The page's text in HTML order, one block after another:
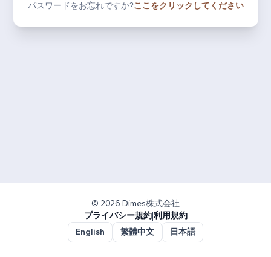
パスワードをお忘れですか?ここをクリックしてください
© 2026 Dimes株式会社
プライバシー規約|利用規約
English
繁體中文 日本語